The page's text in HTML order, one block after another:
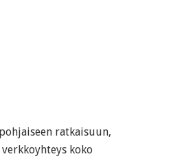
ratkaisuun,
koko